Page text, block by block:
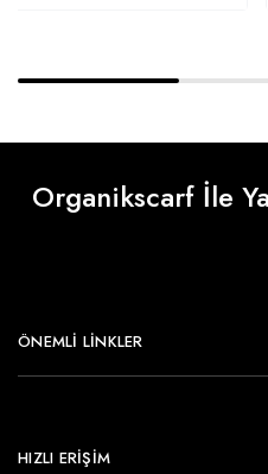
Organikscarf İle
ÖNEMLI LINKLER
HIZLI ERİŞİM